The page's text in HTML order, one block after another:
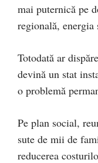
mai puternică pe
regională, energia
Totodată ar
devină un stat
o problemă
Pe plan social,
sute de mii de
reducerea